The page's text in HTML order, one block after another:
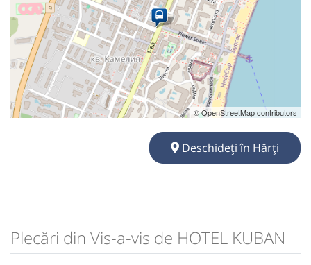
© OpenStreetMap contributors
Deschideți în Hărți
Plecări din Vis-a-vis de HOTEL KUBAN